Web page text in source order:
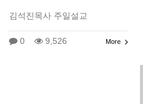
김석진목사 주일설교
0 9,526 More